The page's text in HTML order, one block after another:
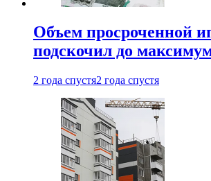
Объем просроченной
подскочил до
2 года спустя2 года спустя